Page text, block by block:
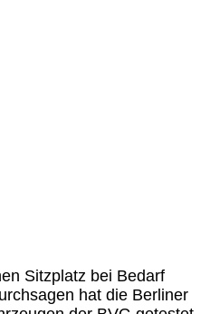
Sitzplatz bei Bedarf
hat die Berliner